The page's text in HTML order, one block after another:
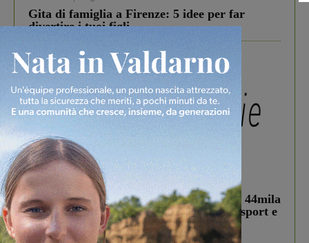
Gita di famiglia a Firenze: 5 idee per far
divertire i tuoi figli
In vetrina 3 Agosto 2026
Estra Notizie agosto: Smart Cities, oltre 44mila
studenti coinvolti, torna il bando per lo sport e
debutta il podcast Estrair